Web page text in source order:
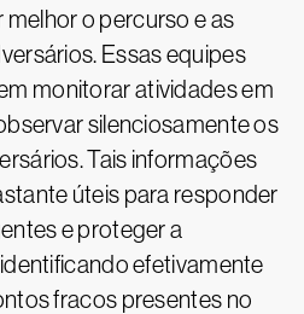
o percurso e as
Essas equipes
monitorar atividades em
silenciosamente os
Tais informações
úteis para responder
e proteger a
efetivamente
fracos presentes no